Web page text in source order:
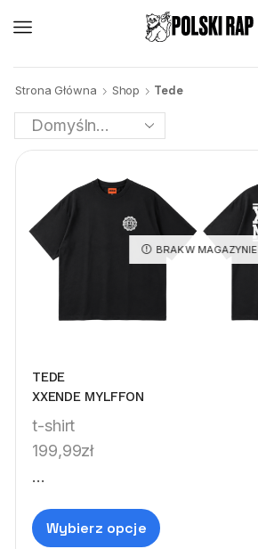
Strona Główna Shop Tede
BRAK W MAGAZYNIE
TEDE
XXENDE MYLFFON
t-shirt
199,99zł
...
Wybierz opcje